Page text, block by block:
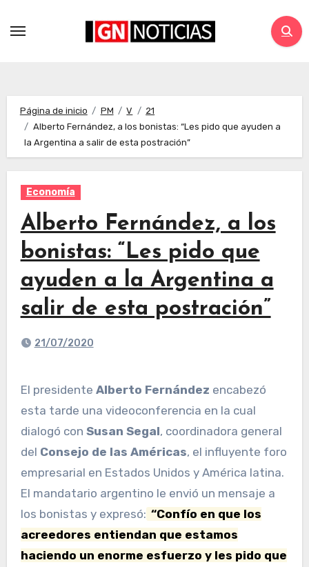
Página de inicio PM V
21
Alberto Fernández, a los bonistas: “Les pido que ayuden a
la Argentina a salir de esta postración”
Economía
Alberto Fernández, a los
bonistas: “Les pido que
ayuden a la Argentina a
salir de esta postración”
21/07/2020
El presidente Alberto Fernández encabezó
esta tarde una videoconferencia en la cual
dialogó con Susan Segal, coordinadora general
del Consejo de las Américas, el influyente foro
empresarial en Estados Unidos y América latina.
El mandatario argentino le envió un mensaje a
los bonistas y expresó: “Confío en que los
acreedores entiendan que estamos
haciendo un enorme esfuerzo y les pido que